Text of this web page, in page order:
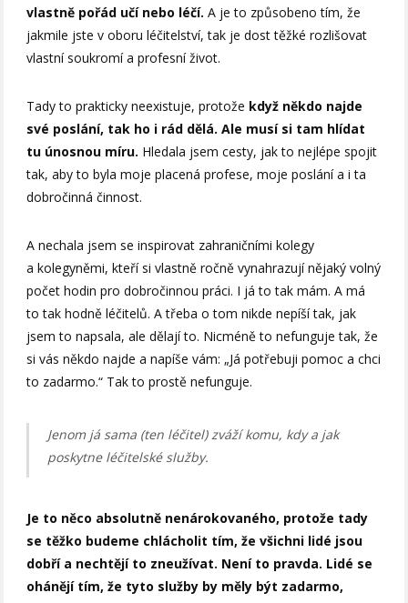
vlastně pořád učí nebo léčí. A je to způsobeno tím, že
jakmile jste v oboru léčitelství, tak je dost těžké rozlišovat
vlastní soukromí a profesní život.
Tady to prakticky neexistuje, protože když někdo najde
své poslání, tak ho i rád dělá. Ale musí si tam hlídat
tu únosnou míru. Hledala jsem cesty, jak to nejlépe spojit
tak, aby to byla moje placená profese, moje poslání a i ta
dobročinná činnost.
A nechala jsem se inspirovat zahraničními kolegy
a kolegyněmi, kteří si vlastně ročně vynahrazují nějaký volný
počet hodin pro dobročinnou práci. I já to tak mám. A má
to tak hodně léčitelů. A třeba o tom nikde nepíší tak, jak
jsem to napsala, ale dělají to. Nicméně to nefunguje tak, že
si vás někdo najde a napíše vám: „Já potřebuji pomoc a chci
to zadarmo.“ Tak to prostě nefunguje.
Jenom já sama (ten léčitel) zváží komu, kdy a jak
poskytne léčitelské služby.
Je to něco absolutně nenárokovaného, protože tady
se těžko budeme chlácholit tím, že všichni lidé jsou
dobří a nechtějí to zneužívat. Není to pravda. Lidé se
ohánějí tím, že tyto služby by měly být zadarmo,